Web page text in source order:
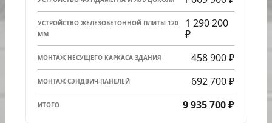
УСТРОЙСТВО ЖЕЛЕЗОБЕТОННОЙ ПЛИТЫ 120
ММ
1 290 200
₽
МОНТАЖ НЕСУЩЕГО КАРКАСА ЗДАНИЯ 458 900 ₽
МОНТАЖ СЭНДВИЧ-ПАНЕЛЕЙ 692 700 ₽
ИТОГО 9 935 700 ₽